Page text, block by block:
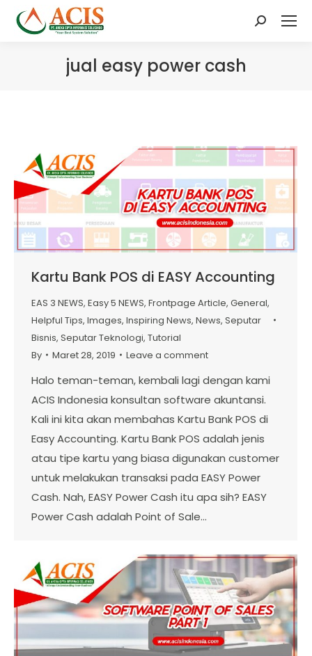
Search:
jual easy power cash
Kartu Bank POS di EASY Accounting
EAS 3 NEWS, Easy 5 NEWS, Frontpage Article, General,
Helpful Tips, Images, Inspiring News, News, Seputar
Bisnis, Seputar Teknologi, Tutorial
By
Maret 28, 2019 Leave a comment
Halo teman-teman, kembali lagi dengan kami
ACIS Indonesia konsultan software akuntansi.
Kali ini kita akan membahas Kartu Bank POS di
Easy Accounting. Kartu Bank POS adalah jenis
atau tipe kartu yang biasa digunakan customer
untuk melakukan transaksi pada EASY Power
Cash. Nah, EASY Power Cash itu apa sih? EASY
Power Cash adalah Point of Sale…